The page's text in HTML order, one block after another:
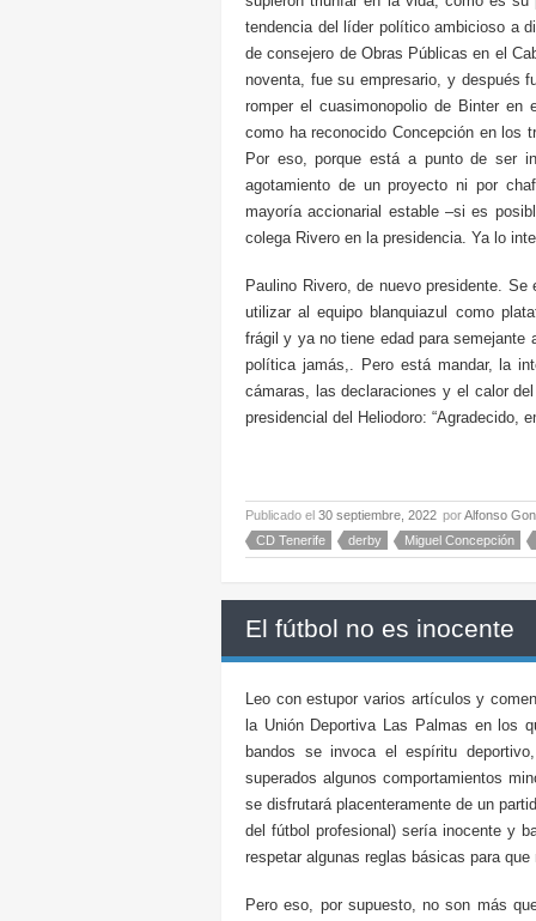
tendencia del líder político ambicioso a
de consejero de Obras Públicas en el
noventa, fue su empresario, y después
romper el cuasimonopolio de Binter
como ha reconocido Concepción en los
Por eso, porque está a punto de ser
agotamiento de un proyecto ni por
mayoría accionarial estable –si es
colega Rivero en la presidencia. Ya lo
Paulino Rivero, de nuevo presidente.
utilizar al equipo blanquiazul como
frágil y ya no tiene edad para
política jamás,. Pero está mandar, la
cámaras, las declaraciones y el calor
presidencial del Heliodoro: “Agradecido,
Publicado el 30 septiembre, 2022 porAlfonso
CD Tenerife
derby Miguel Concepción
El fútbol no es inocente
Leo con estupor varios artículos y
la Unión Deportiva Las Palmas en los
bandos se invoca el espíritu
superados algunos comportamientos
se disfrutará placenteramente de un
del fútbol profesional) sería inocente y
respetar algunas reglas básicas para
Pero eso, por supuesto, no son más